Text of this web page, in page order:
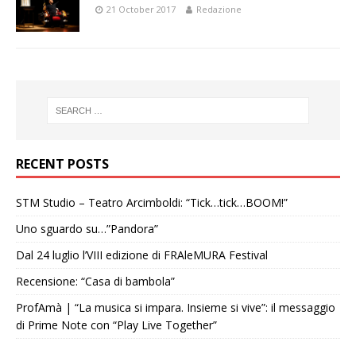
21 October 2017 Redazione
RECENT POSTS
STM Studio – Teatro Arcimboldi: “Tick…tick…BOOM!”
Uno sguardo su…”Pandora”
Dal 24 luglio l’VIII edizione di FRAleMURA Festival
Recensione: “Casa di bambola”
ProfAmà | “La musica si impara. Insieme si vive”: il messaggio
di Prime Note con “Play Live Together”